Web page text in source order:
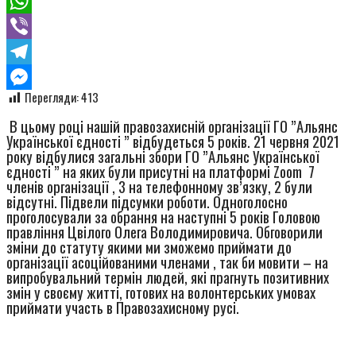
WhatsApp
Viber
Telegram
Messenger
Перегляди:413
В цьому році нашій правозахисній організації ГО ”Альянс
Української єдності ” відбудеться 5 років. 21 червня 2021
року відбулися загальні збори ГО ”Альянс Української
єдності ” на яких були присутні на платформі Zoom 7
членів організації , 3 на телефонному зв’язку, 2 були
відсутні. Підвели підсумки роботи. Одноголосно
проголосували за обрання на наступні 5 років Головою
правління Цвілого Олега Володимировича. Обговорили
зміни до статуту якими ми зможемо приймати до
організації асоційованими членами , так би мовити – на
випробувальний термін людей, які прагнуть позитивних
змін у своєму житті, готових на волонтерських умовах
приймати участь в Правозахисному русі.